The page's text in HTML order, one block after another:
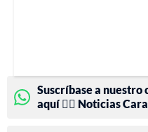
Suscríbase a nuestro
aquí 👉🏻 Noticias